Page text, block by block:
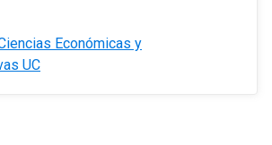
Económicas y
UC